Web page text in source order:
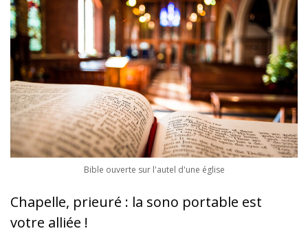
Bible ouverte sur l'autel d'une église
Chapelle, prieuré : la sono portable est
votre alliée !